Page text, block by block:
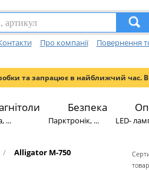
Про компанії
Повернення
та запрацює в найближчий час.
...
Безпека
Парктронік, ... LED-
/ Alligator M-750
товар